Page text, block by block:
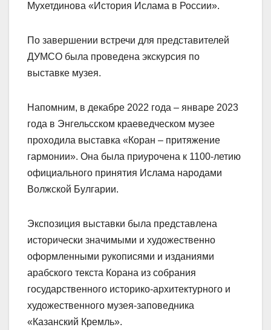
Мухетдинова «История Ислама в России».
По завершении встречи для представителей
ДУМСО была проведена экскурсия по
выставке музея.
Напомним, в декабре 2022 года – январе 2023
года в Энгельсском краеведческом музее
проходила выставка «Коран – притяжение
гармонии». Она была приурочена к 1100-летию
официального принятия Ислама народами
Волжской Булгарии.
Экспозиция выставки была представлена
исторически значимыми и художественно
оформленными рукописями и изданиями
арабского текста Корана из собрания
государственного историко-архитектурного и
художественного музея-заповедника
«Казанский Кремль».